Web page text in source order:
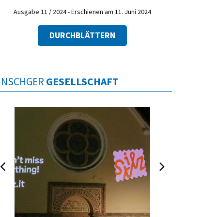
Ausgabe 11 / 2024 - Erschienen am 11. Juni 2024
DURCHBLÄTTERN
GESELLSCHAFT